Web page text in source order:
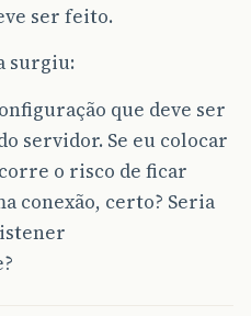
ser feito.
surgiu:
que deve ser
servidor. Se eu colocar
o risco de ficar
conexão, certo? Seria